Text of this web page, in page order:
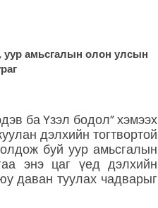
уур амьсгалын олон улсын
ба Үзэл бодол” хэмээх
дэлхийн тогтвортой
буй уур амьсгалын
энэ цаг үед дэлхийн
даван туулах чадварыг